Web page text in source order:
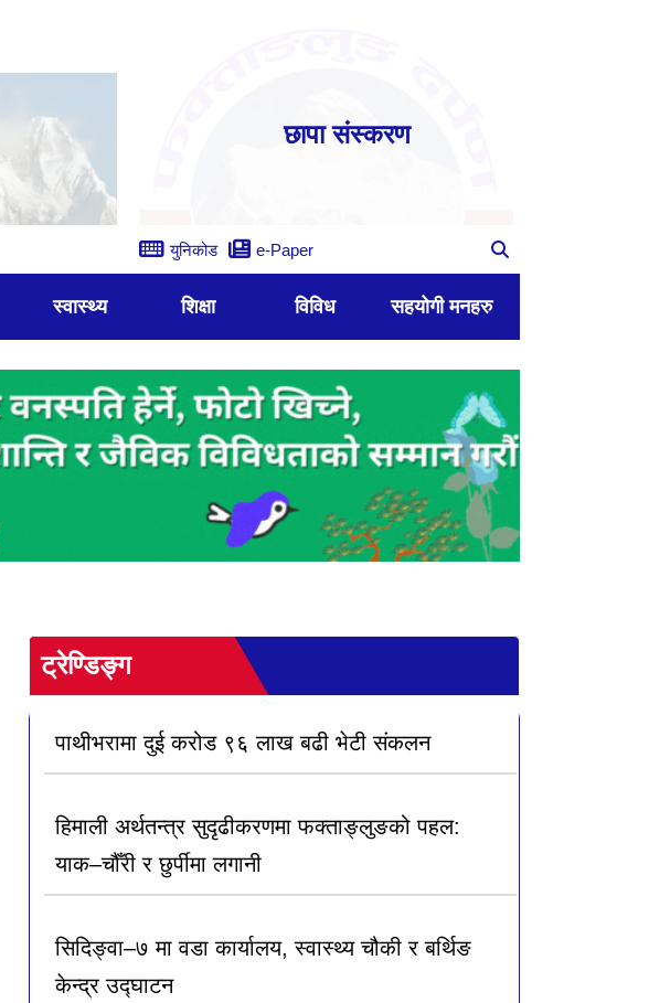
छापा संस्करण
युनिकोड e-Paper
स्वास्थ्य शिक्षा विविध सहयोगी मनहरु
ट्रेण्डिङ्ग
पाथीभरामा दुई करोड ९६ लाख बढी भेटी संकलन
हिमाली अर्थतन्त्र सुदृढीकरणमा फक्ताङ्लुङको पहल:
याक–चौँरी र छुर्पीमा लगानी
सिदिङ्वा–७ मा वडा कार्यालय, स्वास्थ्य चौकी र बर्थिङ
केन्द्र उद्घाटन